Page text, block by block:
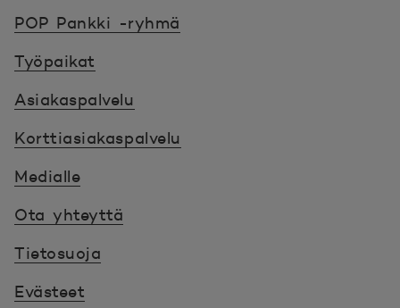
POP Pankki -ryhmä
Työpaikat
Asiakaspalvelu
Korttiasiakaspalvelu
Medialle
Ota yhteyttä
Tietosuoja
Evästeet